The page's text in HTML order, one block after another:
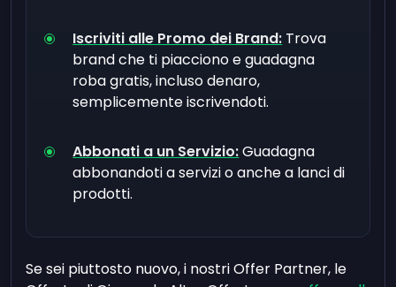
Iscriviti alle Promo dei Brand: Trova
brand che ti piacciono e guadagna
roba gratis, incluso denaro,
semplicemente iscrivendoti.
Abbonati a un Servizio:Guadagna
abbonandoti a servizi o anche a lanci di
prodotti.
Se sei piuttosto nuovo, i nostri Offer Partner, le